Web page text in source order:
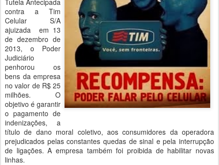
Tutela Antecipada
contra a Tim
Celular S/A
ajuizada em 13
de dezembro de
2013, o Poder
Judiciário
penhorou os
bens da empresa
no valor de R$ 25
milhões. O
objetivo é garantir
o pagamento de
indenizações, a
título de dano moral coletivo, aos consumidores da operadora
prejudicados pelas constantes quedas de sinal e pela interrupção
de ligações. A empresa também foi proibida de habilitar novas
linhas.